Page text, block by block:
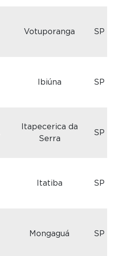
Votuporanga SP
Ibiúna SP
Itapecerica da
Serra
SP
Itatiba SP
Mongaguá SP